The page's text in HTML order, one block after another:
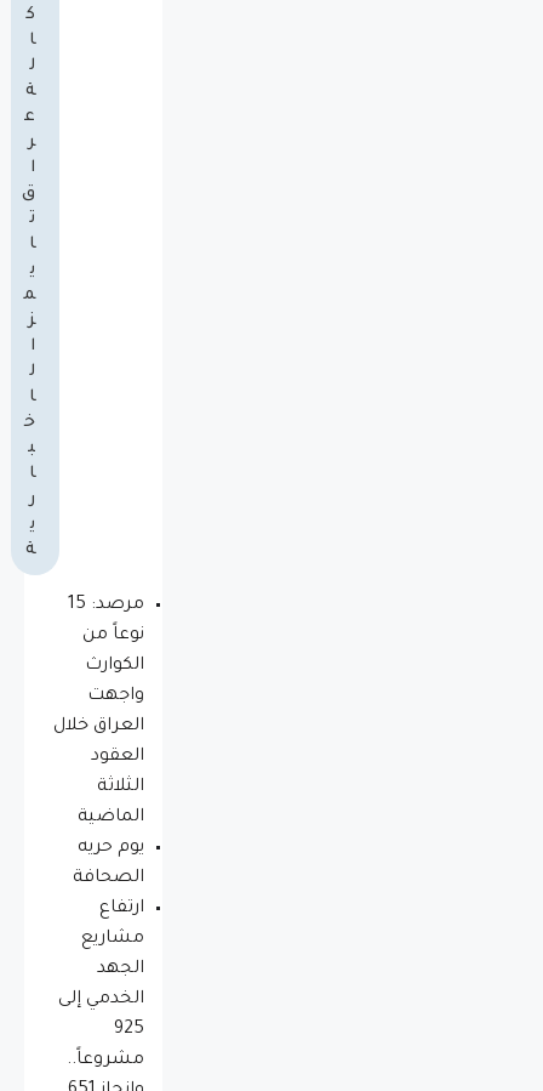
ك
ا
ل
ة
ع
ر
ا
ق
ت
ا
ي
م
ز
ا
ل
ا
خ
ب
ا
ر
ي
ة
مرصد: 15
نوعاً من
الكوارث
واجهت
العراق خلال
العقود
الثلاثة
الماضية
يوم حريه
الصحافة
ارتفاع
مشاريع
الجهد
الخدمي إلى
925
مشروعاً..